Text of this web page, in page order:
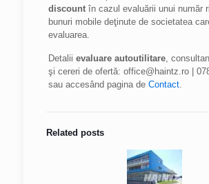
discountîn cazul evaluării unui număr
bunuri mobile deţinute de societatea
evaluarea.
Detalii evaluare autoutilitare,
şi cereri de ofertă: office@haintz.ro |
sau accesând pagina de Contact.
Related posts